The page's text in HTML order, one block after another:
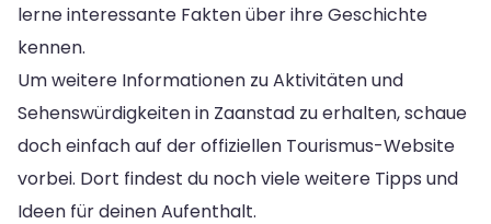
lerne interessante Fakten über ihre Geschichte
kennen.
Um weitere Informationen zu Aktivitäten und
Sehenswürdigkeiten in Zaanstad zu erhalten, schaue
doch einfach auf der offiziellen Tourismus-Website
vorbei. Dort findest du noch viele weitere Tipps und
Ideen für deinen Aufenthalt.